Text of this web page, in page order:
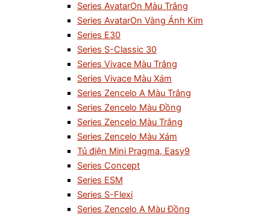
Series AvatarOn Màu Trắng
Series AvatarOn Vàng Ánh Kim
Series E30
Series S-Classic 30
Series Vivace Màu Trắng
Series Vivace Màu Xám
Series Zencelo A Màu Trắng
Series Zencelo Màu Đồng
Series Zencelo Màu Trắng
Series Zencelo Màu Xám
Tủ điện Mini Pragma, Easy9
Series Concept
Series ESM
Series S-Flexi
Series Zencelo A Màu Đồng